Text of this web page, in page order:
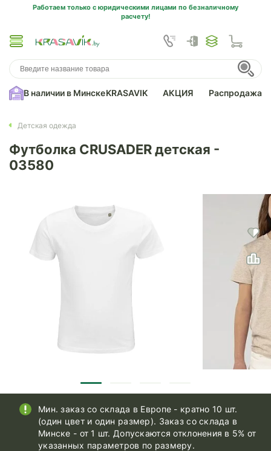
Работаем только с юридическими лицами по безналичному
расчету!
В наличии в МинскеKRASAVIK АКЦИЯ Распродажа
Детская одежда
Футболка CRUSADER детская -
03580
Мин. заказ со склада в Европе - кратно 10 шт.
(один цвет и один размер). Заказ со склада в
Минске - от 1 шт. Допускаются отклонения в 5% от
указанных параметров по размеру.